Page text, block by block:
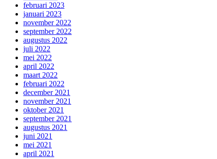
februari 2023
januari 2023
november 2022
september 2022
augustus 2022
juli 2022
mei 2022
april 2022
maart 2022
februari 2022
december 2021
november 2021
oktober 2021
september 2021
augustus 2021
juni 2021
mei 2021
april 2021